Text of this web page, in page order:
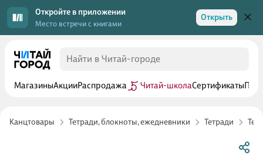
Откройте в приложении
Место встречи с книгами
Открыть
МагазиныАкцииРаспродажа Читай-школаСертификаты
Канцтовары Тетради, блокноты, ежедневники Тетради